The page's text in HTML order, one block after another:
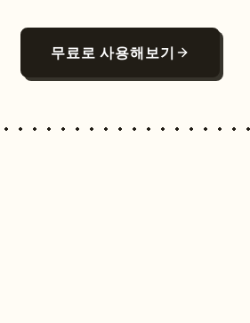
무료로 사용해보기